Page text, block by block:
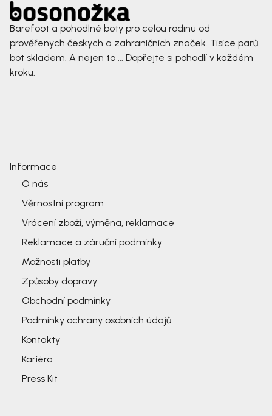
Barefoot a pohodlné boty pro celou rodinu od
prověřených českých a zahraničních značek. Tisíce párů
bot skladem. A nejen to ... Dopřejte si pohodlí v každém
kroku.
Informace
O nás
Věrnostní program
Vrácení zboží, výměna, reklamace
Reklamace a záruční podmínky
Možnosti platby
Způsoby dopravy
Obchodní podmínky
Podmínky ochrany osobních údajů
Kontakty
Kariéra
Press Kit